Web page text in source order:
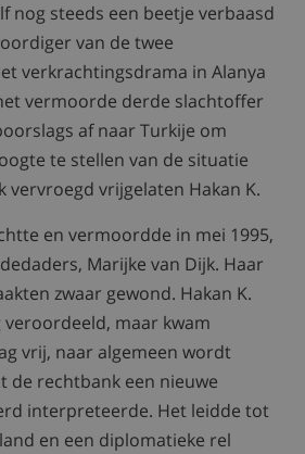
nog steeds een beetje verbaasd
van de twee
verkrachtingsdrama in Alanya
vermoorde derde slachtoffer
af naar Turkije om
te stellen van de situatie
vervroegd vrijgelaten Hakan K.
en vermoordde in mei 1995,
Marijke van Dijk. Haar
zwaar gewond. Hakan K.
maar kwam
vrij, naar algemeen wordt
de rechtbank een nieuwe
interpreteerde. Het leidde tot
en een diplomatieke rel